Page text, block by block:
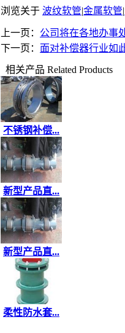
浏览关于 波纹软管|金属软管|
上一页： 公司将在各地办事
下一页： 面对补偿器行业如
相关产品 Related Products
不锈钢补偿...
新型产品直...
新型产品直...
柔性防水套...